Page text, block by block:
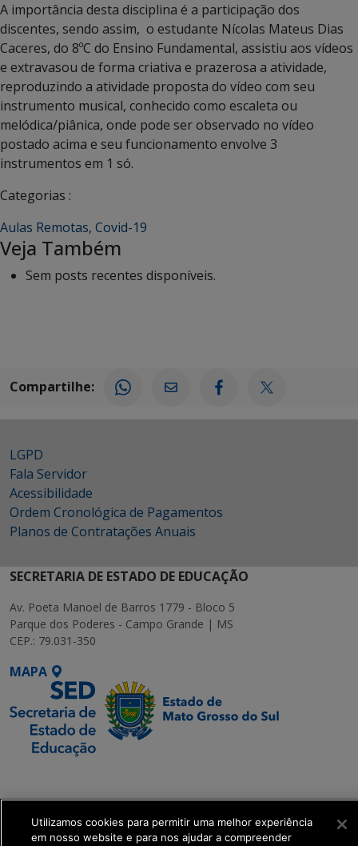
A importância desta disciplina é a participação dos
discentes, sendo assim, o estudante Nícolas Mateus Dias
Caceres, do 8ºC do Ensino Fundamental, assistiu aos vídeos
e extravasou de forma criativa e prazerosa a atividade,
reproduzindo a atividade proposta do vídeo com seu
instrumento musical, conhecido como escaleta ou
melódica/piânica, onde pode ser observado no vídeo
postado acima e seu funcionamento envolve 3
instrumentos em 1 só.
Categorias :
Aulas Remotas, Covid-19
Veja Também
Sem posts recentes disponíveis.
Compartilhe:
LGPD
Fala Servidor
Acessibilidade
Ordem Cronológica de Pagamentos
Planos de Contratações Anuais
SECRETARIA DE ESTADO DE EDUCAÇÃO
Av. Poeta Manoel de Barros 1779 - Bloco 5
Parque dos Poderes - Campo Grande | MS
CEP.: 79.031-350
MAPA
Executiva de
Transformação Digital
Utilizamos cookies para permitir uma melhor experiência
em nosso website e para nos ajudar a compreender